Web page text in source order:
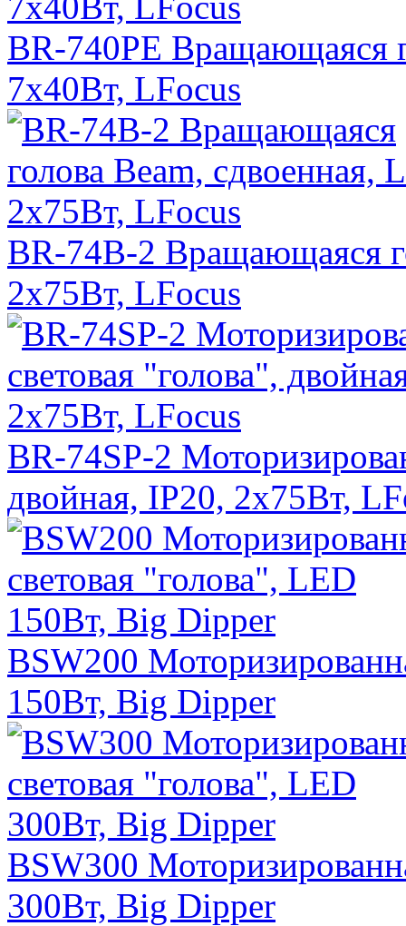
BR-740PE Вращающаяся
7x40Вт, LFocus
BR-74B-2 Вращающаяся
2х75Вт, LFocus
BR-74SP-2
двойная, IP20, 2х75Вт,
BSW200
150Вт, Big Dipper
BSW300
300Вт, Big Dipper